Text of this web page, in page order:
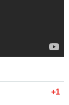
+1